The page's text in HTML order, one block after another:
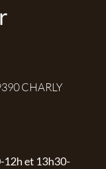
CHARLY
12h et 13h30-